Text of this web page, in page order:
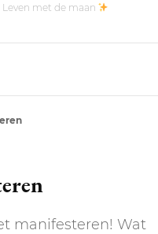
Leven met de maan
manifesteren! Wat